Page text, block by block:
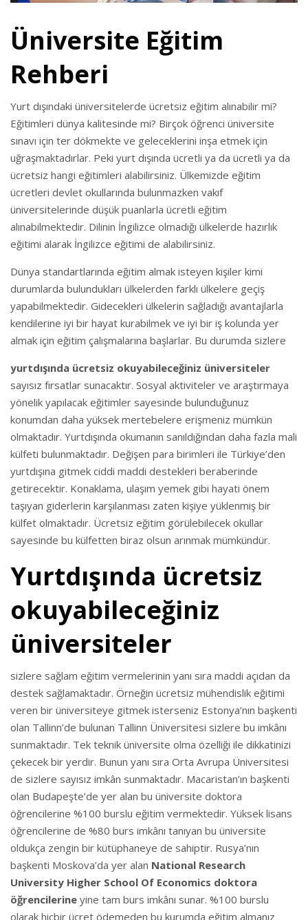
Üniversite Eğitim
Rehberi
Yurt dışındaki üniversitelerde ücretsiz eğitim alınabilir mi?
Eğitimleri dünya kalitesinde mi? Birçok öğrenci üniversite
sınavı için ter dökmekte ve geleceklerini inşa etmek için
uğraşmaktadırlar. Peki yurt dışında ücretli ya da ücretli ya da
ücretsiz hangi eğitimleri alabilirsiniz. Ülkemizde eğitim
ücretleri devlet okullarında bulunmazken vakıf
üniversitelerinde düşük puanlarla ücretli eğitim
alınabilmektedir. Dilinin İngilizce olmadığı ülkelerde hazırlık
eğitimi alarak İngilizce eğitimi de alabilirsiniz.
Dünya standartlarında eğitim almak isteyen kişiler kimi
durumlarda bulundukları ülkelerden farklı ülkelere geçiş
yapabilmektedir. Gidecekleri ülkelerin sağladığı avantajlarla
kendilerine iyi bir hayat kurabilmek ve iyi bir iş kolunda yer
almak için eğitim çalışmalarına başlarlar. Bu durumda sizlere
yurtdışında ücretsiz okuyabileceğiniz üniversiteler
sayısız fırsatlar sunacaktır. Sosyal aktiviteler ve araştırmaya
yönelik yapılacak eğitimler sayesinde bulunduğunuz
konumdan daha yüksek mertebelere erişmeniz mümkün
olmaktadır. Yurtdışında okumanın sanıldığından daha fazla mali
külfeti bulunmaktadır. Değişen para birimleri ile Türkiye’den
yurtdışına gitmek ciddi maddi destekleri beraberinde
getirecektir. Konaklama, ulaşım yemek gibi hayati önem
taşıyan giderlerin karşılanması zaten kişiye yüklenmiş bir
külfet olmaktadır. Ücretsiz eğitim görülebilecek okullar
sayesinde bu külfetten biraz olsun arınmak mümkündür.
Yurtdışında ücretsiz
okuyabileceğiniz
üniversiteler
sizlere sağlam eğitim vermelerinin yanı sıra maddi açıdan da
destek sağlamaktadır. Örneğin ücretsiz mühendislik eğitimi
veren bir üniversiteye gitmek isterseniz Estonya’nın başkenti
olan Tallinn’de bulunan Tallinn Üniversitesi sizlere bu imkânı
sunmaktadır. Tek teknik üniversite olma özelliği ile dikkatinizi
çekecek bir yerdir. Bunun yanı sıra Orta Avrupa Üniversitesi
de sizlere sayısız imkân sunmaktadır. Macaristan’ın başkenti
olan Budapeşte’de yer alan bu üniversite doktora
öğrencilerine %100 burslu eğitim vermektedir. Yüksek lisans
öğrencilerine de %80 burs imkânı tanıyan bu üniversite
oldukça zengin bir kütüphaneye de sahiptir. Rusya’nın
başkenti Moskova’da yer alan National Research
University Higher School Of Economics doktora
öğrencilerine yine tam burs imkânı sunar. %100 burslu
olarak hiçbir ücret ödemeden bu kurumda eğitim almanız